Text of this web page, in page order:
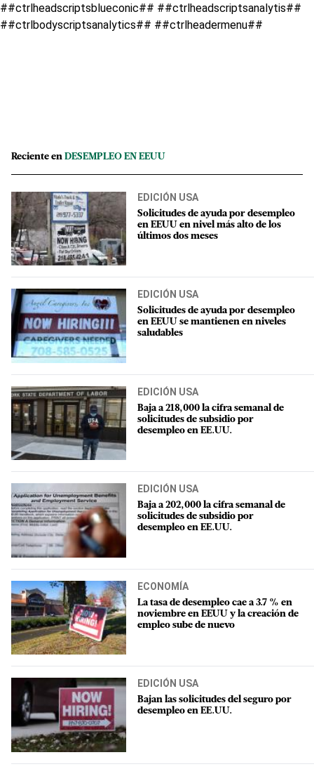
##ctrlheadscriptsblueconic## ##ctrlheadscriptsanalytis##
##ctrlbodyscriptsanalytics## ##ctrlheadermenu##
Reciente en DESEMPLEO EN EEUU
EDICIÓN USA
Solicitudes de ayuda por desempleo
en EEUU en nivel más alto de los
últimos dos meses
EDICIÓN USA
Solicitudes de ayuda por desempleo
en EEUU se mantienen en niveles
saludables
EDICIÓN USA
Baja a 218,000 la cifra semanal de
solicitudes de subsidio por
desempleo en EE.UU.
EDICIÓN USA
Baja a 202,000 la cifra semanal de
solicitudes de subsidio por
desempleo en EE.UU.
ECONOMÍA
La tasa de desempleo cae a 3.7 % en
noviembre en EEUU y la creación de
empleo sube de nuevo
EDICIÓN USA
Bajan las solicitudes del seguro por
desempleo en EE.UU.